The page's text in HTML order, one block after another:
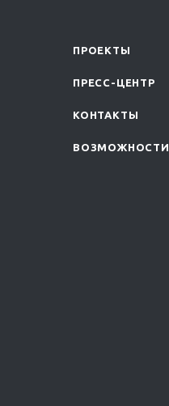
ПРОЕКТЫ
ПРЕСС-ЦЕНТР
КОНТАКТЫ
ВОЗМОЖНОСТИ